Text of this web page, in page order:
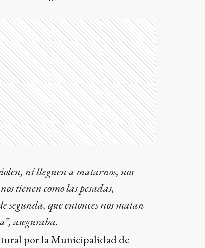
ni lleguen a matarnos, nos
tienen como las pesadas,
segunda, que entonces nos matan
aseguraba.
por la Municipalidad de